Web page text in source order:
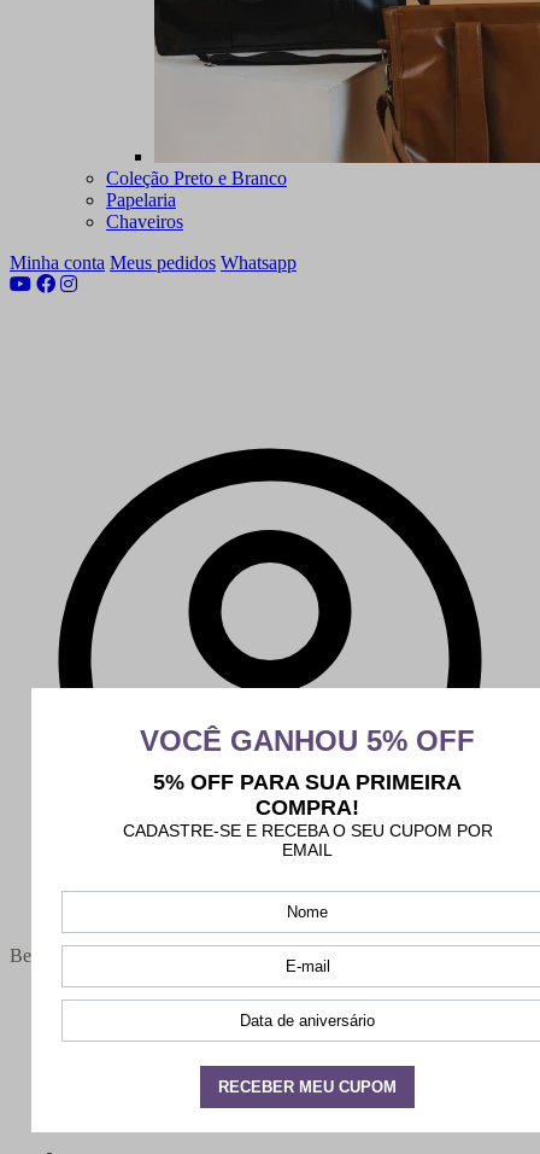
Coleção Preto e Branco
Papelaria
Chaveiros
Minha conta Meus pedidos Whatsapp
Bem-vindo(a),
Minha conta